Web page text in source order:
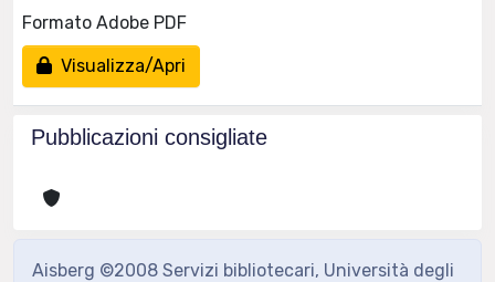
Formato Adobe PDF
Visualizza/Apri
Pubblicazioni consigliate
Aisberg ©2008 Servizi bibliotecari, Università degli